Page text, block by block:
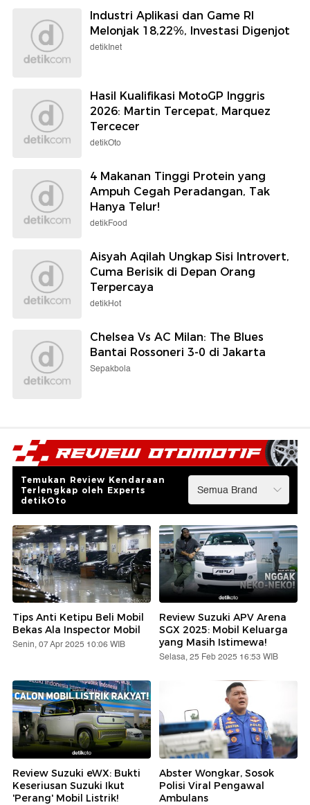
Industri Aplikasi dan Game RI
Melonjak 18,22%, Investasi Digenjot
detikInet
Hasil Kualifikasi MotoGP Inggris
2026: Martin Tercepat, Marquez
Tercecer
detikOto
4 Makanan Tinggi Protein yang
Ampuh Cegah Peradangan, Tak
Hanya Telur!
detikFood
Aisyah Aqilah Ungkap Sisi Introvert,
Cuma Berisik di Depan Orang
Terpercaya
detikHot
Chelsea Vs AC Milan: The Blues
Bantai Rossoneri 3-0 di Jakarta
Sepakbola
Temukan Review Kendaraan
Terlengkap oleh Experts
detikOto
Tips Anti Ketipu Beli Mobil
Bekas Ala Inspector Mobil
Senin, 07 Apr 2025 10:06 WIB
Review Suzuki APV Arena
SGX 2025: Mobil Keluarga
yang Masih Istimewa!
Selasa, 25 Feb 2025 16:53 WIB
Review Suzuki eWX: Bukti
Keseriusan Suzuki Ikut
'Perang' Mobil Listrik!
Abster Wongkar, Sosok
Polisi Viral Pengawal
Ambulans